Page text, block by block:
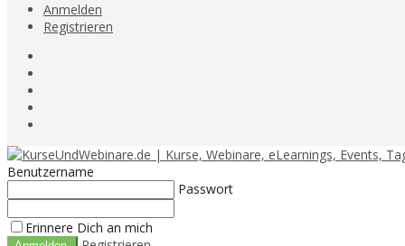
Anmelden
Registrieren
Benutzername
Passwort
Erinnere Dich an mich